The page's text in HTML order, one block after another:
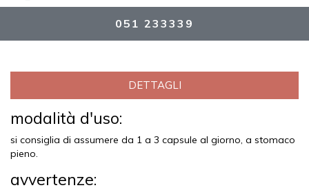
051 233339
DETTAGLI
modalità d'uso:
si consiglia di assumere da 1 a 3 capsule al giorno, a stomaco
pieno.
avvertenze: